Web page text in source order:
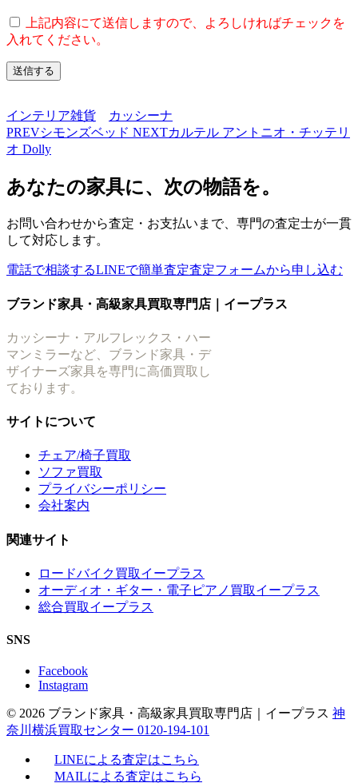
上記内容にて送信しますので、よろしければチェックを
入れてください。
インテリア雑貨
カッシーナ
PREVシモンズベッド NEXTカルテル アントニオ・チッテリ
オ Dolly
あなたの家具に、次の物語を。
お問い合わせから査定・お支払いまで、専門の査定士が一貫
して対応します。
電話で相談するLINEで簡単査定査定フォームから申し込む
ブランド家具・高級家具買取専門店｜イープラス
カッシーナ・アルフレックス・ハー
マンミラーなど、ブランド家具・デ
ザイナーズ家具を専門に高価買取し
ております。
サイトについて
チェア/椅子買取
ソファ買取
プライバシーポリシー
会社案内
関連サイト
ロードバイク買取イープラス
オーディオ・ギター・電子ピアノ買取イープラス
総合買取イープラス
SNS
Facebook
Instagram
© 2026 ブランド家具・高級家具買取専門店｜イープラス 神
奈川横浜買取センター 0120-194-101
LINEによる査定はこちら
MAILによる査定はこちら